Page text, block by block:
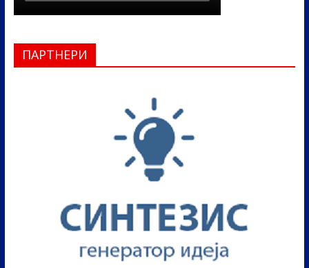
ПАРТНЕРИ